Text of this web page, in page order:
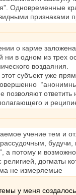
Одновременные
признаками
о карме
ни в одном из трех
воздаяния.
этот субъект уже
позволяют ответить
и
учение тем и
а потому и
религией, догматы
не измеряемые
у меня